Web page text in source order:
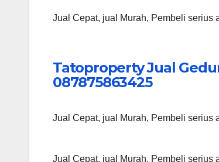
Jual Cepat, jual Murah, Pembeli serius
Tatoproperty Jual
087875863425
Jual Cepat, jual Murah, Pembeli serius
Jual Cepat, jual Murah, Pembeli serius